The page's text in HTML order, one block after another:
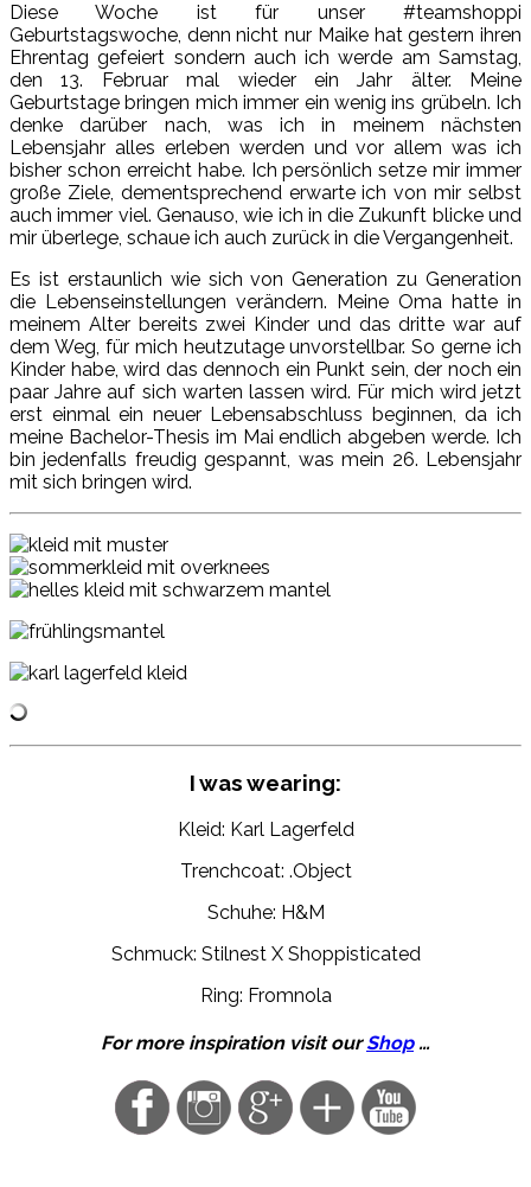
Diese Woche ist für unser #teamshoppi
Geburtstagswoche, denn nicht nur Maike hat gestern ihren
Ehrentag gefeiert sondern auch ich werde am Samstag,
den 13. Februar mal wieder ein Jahr älter. Meine
Geburtstage bringen mich immer ein wenig ins grübeln. Ich
denke darüber nach, was ich in meinem nächsten
Lebensjahr alles erleben werden und vor allem was ich
bisher schon erreicht habe. Ich persönlich setze mir immer
große Ziele, dementsprechend erwarte ich von mir selbst
auch immer viel. Genauso, wie ich in die Zukunft blicke und
mir überlege, schaue ich auch zurück in die Vergangenheit.
Es ist erstaunlich wie sich von Generation zu Generation
die Lebenseinstellungen verändern. Meine Oma hatte in
meinem Alter bereits zwei Kinder und das dritte war auf
dem Weg, für mich heutzutage unvorstellbar. So gerne ich
Kinder habe, wird das dennoch ein Punkt sein, der noch ein
paar Jahre auf sich warten lassen wird. Für mich wird jetzt
erst einmal ein neuer Lebensabschluss beginnen, da ich
meine Bachelor-Thesis im Mai endlich abgeben werde. Ich
bin jedenfalls freudig gespannt, was mein 26. Lebensjahr
mit sich bringen wird.
I was wearing:
Kleid: Karl Lagerfeld
Trenchcoat: .Object
Schuhe: H&M
Schmuck: Stilnest X Shoppisticated
Ring: Fromnola
For more inspiration visit ourShop…